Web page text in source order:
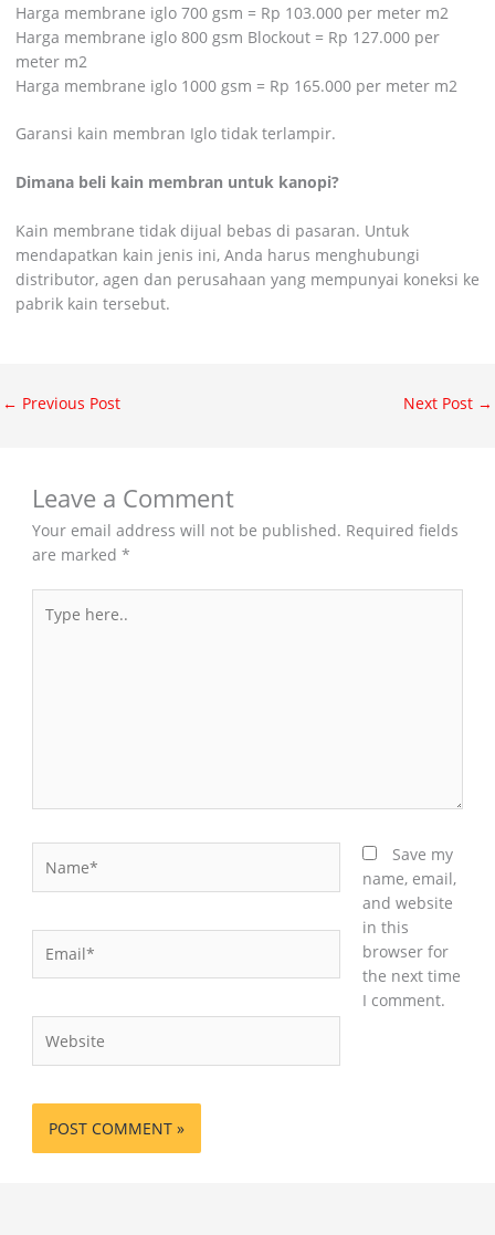
Harga membrane iglo 700 gsm = Rp 103.000 per meter m2
Harga membrane iglo 800 gsm Blockout = Rp 127.000 per
meter m2
Harga membrane iglo 1000 gsm = Rp 165.000 per meter m2
Garansi kain membran Iglo tidak terlampir.
Dimana beli kain membran untuk kanopi?
Kain membrane tidak dijual bebas di pasaran. Untuk
mendapatkan kain jenis ini, Anda harus menghubungi
distributor, agen dan perusahaan yang mempunyai koneksi ke
pabrik kain tersebut.
← Previous Post Next Post →
Leave a Comment
Your email address will not be published. Required fields
are marked*
here..
Save my
name, email,
and website
in this
browser for
the next time
I comment.